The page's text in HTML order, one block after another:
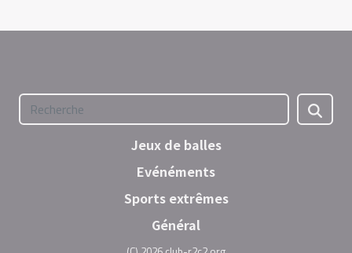
Jeux de balles
Evénéments
Sports extrêmes
Général